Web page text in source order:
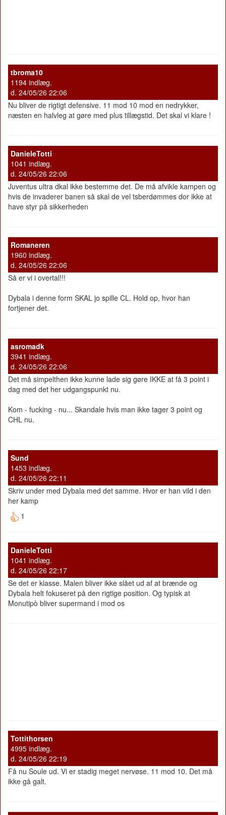
tbroma10
1194 indlæg.
d. 24/05/26 22:06
Nu bliver de rigtigt defensive. 11 mod 10 mod en nedrykker,
næsten en halvleg at gøre med plus tillægstid. Det skal vi klare !
DanieleTotti
1041 indlæg.
d. 24/05/26 22:06
Juventus ultra dkal ikke bestemme det. De må afvikle kampen og
hvis de invaderer banen så skal de vel tsberdømmes dor ikke at
have styr på sikkerheden
Romaneren
1960 indlæg.
d. 24/05/26 22:06
Så er vi i overtal!!!
Dybala i denne form SKAL jo spille CL. Hold op, hvor han
fortjener det.
asromadk
3941 indlæg.
d. 24/05/26 22:06
Det må simpelthen ikke kunne lade sig gøre IKKE at få 3 point i
dag med det her udgangspunkt nu.
Kom - fucking - nu... Skandale hvis man ikke tager 3 point og
CHL nu.
Sund
1453 indlæg.
d. 24/05/26 22:11
Skriv under med Dybala med det samme. Hvor er han vild i den
her kamp
1
DanieleTotti
1041 indlæg.
d. 24/05/26 22:17
Se det er klasse. Malen bliver ikke slået ud af at brænde og
Dybala helt fokuseret på den rigtige position. Og typisk at
Monutipò bliver supermand i mod os
Tottithorsen
4995 indlæg.
d. 24/05/26 22:19
Få nu Soule ud. Vi er stadig meget nervøse. 11 mod 10. Det må
ikke gå galt.